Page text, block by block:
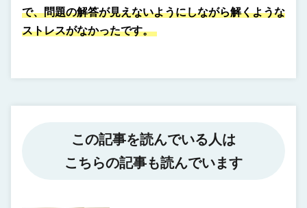
で、問題の解答が見えないようにしながら解くような
ストレスがなかったです。
この記事を読んでいる人は
こちらの記事も読んでいます